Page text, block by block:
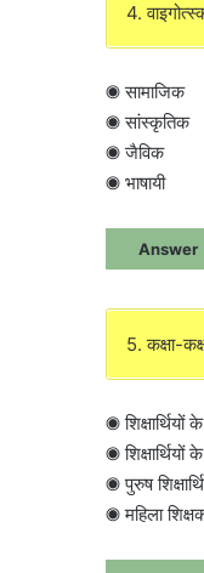
4.
◉ सामाजिक
◉ सांस्कृतिक
◉ जैविक
◉ भाषायी
Answer
5. कक्षा-
◉ शिक्षार्थियों
◉
◉ पुरुष
◉ महिला